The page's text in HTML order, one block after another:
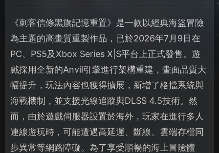
《刺客信條黑旗記憶重置》是一款以經典海盜冒險
為主題的高畫質重製作品，已於2026年7月9日在
PC、PS5及Xbox Series X|S平台上正式發售。遊
戲採用全新的Anvil引擎進行架構重建，畫面品質大
幅提升，玩法內容也獲得擴展，新增了格擋系統與
海戰機制，並支援光線追蹤與DLSS 4.5技術。然
而，由於遊戲伺服器設置於海外，玩家在進行多人
連線遊玩時，可能遭遇高延遲、斷線、雲端存檔同
步異常等網路障礙。為了享受順暢的海上冒險體